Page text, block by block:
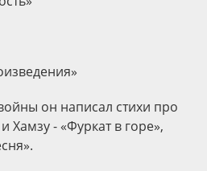
он написал стихи про
Хамзу - «Фуркат в горе»,